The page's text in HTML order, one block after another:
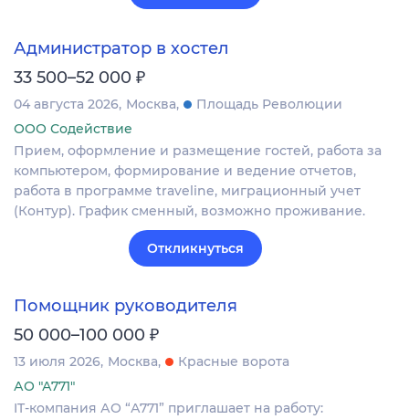
Администратор в хостел
33 500–52 000 ₽
04 августа 2026 Москва
Площадь Революции
ООО Содействие
Прием, оформление и размещение гостей, работа за
компьютером, формирование и ведение отчетов,
работа в программе traveline, миграционный учет
(Контур). График сменный, возможно проживание.
Откликнуться
Помощник руководителя
50 000–100 000 ₽
13 июля 2026 Москва
Красные ворота
АО "А771"
IT-компания АО “А771” приглашает на работу: